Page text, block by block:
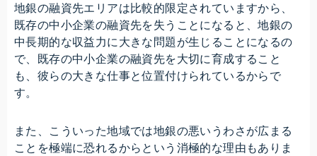
地銀の融資先エリアは比較的限定されていますから、
既存の中小企業の融資先を失うことになると、地銀の
中長期的な収益力に大きな問題が生じることになるの
で、既存の中小企業の融資先を大切に育成すること
も、彼らの大きな仕事と位置付けられているからで
す。
また、こういった地域では地銀の悪いうわさが広まる
ことを極端に恐れるからという消極的な理由もありま